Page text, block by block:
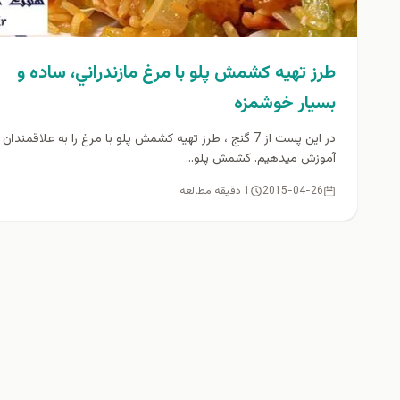
طرز تهيه كشمش پلو با مرغ مازندراني، ساده و
بسيار خوشمزه
در اين پست از 7 گنج ، طرز تهيه كشمش پلو با مرغ را به علاقمندان
آموزش ميدهيم. كشمش پلو...
2015-04-26 1 دقیقه مطالعه